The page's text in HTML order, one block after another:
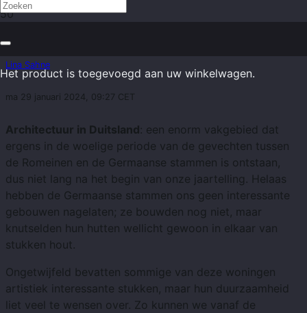
Het product is toegevoegd aan uw winkelwagen.
Lina Sahne
ma 29 januari 2024, 09:27 CET
Architectuur in Duitsland: een enorm vakgebied dat
ergens in de woelige periode van de gevechten tussen
de Romeinen en de Germaanse stammen is ontstaan,
dus niet lang na het begin van onze jaartelling. Helaas
hebben de Germaanse stammen ons geen interessante
gebouwen nagelaten; ze bouwden nog niet, maar
knutselden hun hutten wellicht gewoon in elkaar van
stukken hout.
Ongetwijfeld bevatten sommige van deze woningen
artistiek interessante stukken, maar hun duurzaamheid
liet veel te wensen over. Zo kunnen we vanaf de